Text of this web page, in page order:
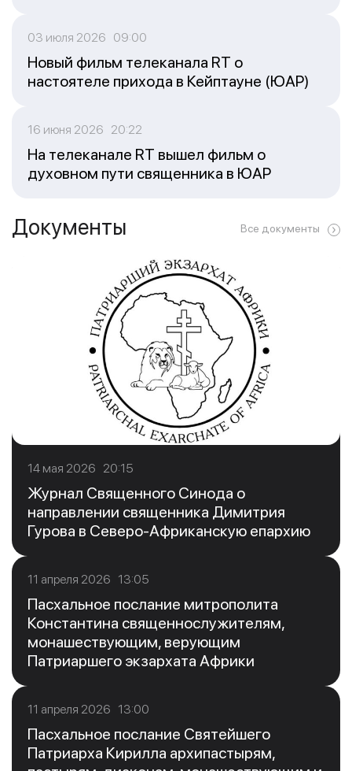
03 июля 2026 09:00
Новый фильм телеканала RT о
настоятеле прихода в Кейптауне (ЮАР)
16 июня 2026 20:22
На телеканале RT вышел фильм о
духовном пути священника в ЮАР
Документы Все документы
14 мая 2026 20:15
Журнал Священного Синода о
направлении священника Димитрия
Гурова в Северо-Африканскую епархию
11 апреля 2026 13:05
Пасхальное послание митрополита
Константина священнослужителям,
монашествующим, верующим
Патриаршего экзархата Африки
11 апреля 2026 13:00
Пасхальное послание Святейшего
Патриарха Кирилла архипастырям,